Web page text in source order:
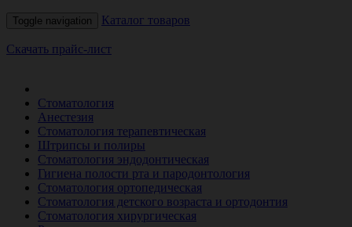
Toggle navigation Каталог товаров
Скачать прайс-лист
Стоматология
Анестезия
Стоматология терапевтическая
Штрипсы и полиры
Стоматология эндодонтическая
Гигиена полости рта и пародонтология
Стоматология ортопедическая
Стоматология детского возраста и ортодонтия
Стоматология хирургическая